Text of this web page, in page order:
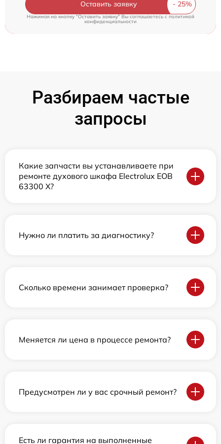
Оставить заявку
Нажимая на кнопку "Оставить заявку" Вы соглашаетесь cполитикой
конфиденциальности
Разбираем частые
запросы
Какие запчасти вы устанавливаете при
ремонте духового шкафа Electrolux EOB
63300 X?
Нужно ли платить за диагностику?
Сколько времени занимает проверка?
Меняется ли цена в процессе ремонта?
Предусмотрен ли у вас срочный ремонт?
Есть ли гарантия на выполненные